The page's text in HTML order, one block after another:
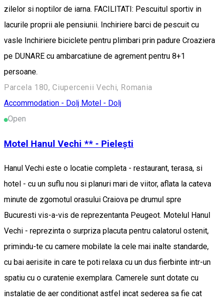
zilelor si noptilor de iarna. FACILITATI: Pescuitul sportiv in
lacurile proprii ale pensiunii. Inchiriere barci de pescuit cu
vasle Inchiriere biciclete pentru plimbari prin padure Croaziera
pe DUNARE cu ambarcatiune de agrement pentru 8+1
persoane.
Parcela 180, Ciupercenii Vechi, Romania
Accommodation - Dolj Motel - Dolj
Open
Motel Hanul Vechi ** - Pielești
Hanul Vechi este o locatie completa - restaurant, terasa, si
hotel - cu un suflu nou si planuri mari de viitor, aflata la cateva
minute de zgomotul orasului Craiova pe drumul spre
Bucuresti vis-a-vis de reprezentanta Peugeot. Motelul Hanul
Vechi - reprezinta o surpriza placuta pentru calatorul ostenit,
primindu-te cu camere mobilate la cele mai inalte standarde,
cu bai aerisite in care te poti relaxa cu un dus fierbinte intr-un
spatiu cu o curatenie exemplara. Camerele sunt dotate cu
instalatie de aer conditionat astfel incat sederea sa fie cat